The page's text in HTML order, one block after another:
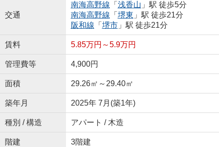
交通
南海高野線 「 浅香山 」駅 徒歩5分
南海高野線 「 堺東 」駅 徒歩21分
阪和線 「 堺市」駅 徒歩21分
賃料 5.85万円～5.9万円
管理費等 4,900円
面積 29.26㎡～29.40㎡
築年月 2025年 7月(築1年)
種別 / 構造 アパート / 木造
階建 3階建